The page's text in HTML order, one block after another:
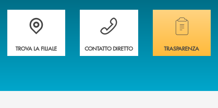
Accedi all' elenco completo delle filiali della banca.
TROVA LA FILIALE
Hai bisogno di assistenza immediata?
CONTATTO DIRETTO
Hai bisogno di
TRASPARENZA